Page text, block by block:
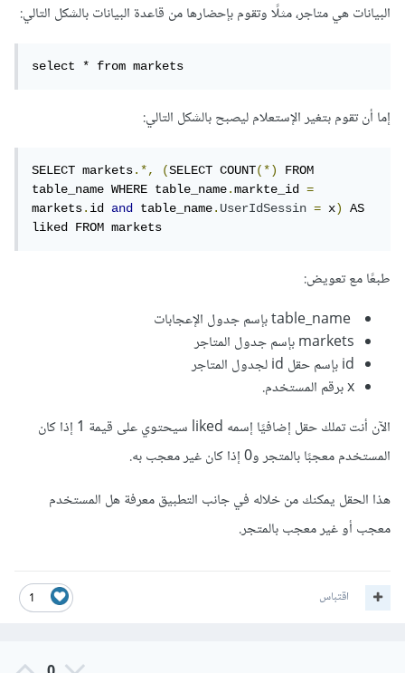
وشرط مشابه لشرط الذي وضعته في كود اضافة الاعجاب ولكن
الفرق وضعته في كود جلب بيانات الاعجاب من جدول الاعجابات
البيانات هي متاجر، مثلًا وتقوم بإحضارها من قاعدة البيانات بالشكل التالي:
select * from markets
إما أن تقوم بتغير الإستعلام ليصبح بالشكل التالي:
SELECT markets.*, (SELECT COUNT(*)
FROM
table_name WHERE table_name.markte_id =
markets.id and table_name.UserIdSessin = x)
AS
liked FROM markets
طبعًا مع تعويض:
markets بإسم جدول المتاجر
id بإسم حقل id لجدول المتاجر
x برقم المستخدم.
الآن أنت تملك حقل إضافيًا إسمه liked سيحتوي على قيمة 1 إذا كان
المستخدم معجبًا بالمتجر و0 إذا كان غير معجب به.
هذا الحقل يمكنك من خلاله في جانب التطبيق معرفة هل المستخدم
معجب أو غير معجب بالمتجر.
1 اقتباس